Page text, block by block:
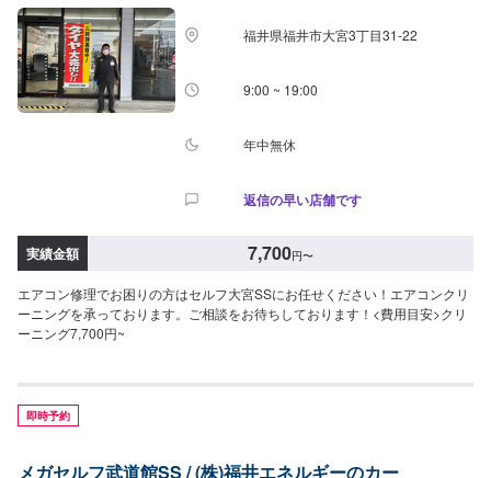
福井県福井市大宮3丁目31-22
9:00 ~ 19:00
年中無休
返信の早い店舗です
実績金額 7,700円〜
エアコン修理でお困りの方はセルフ大宮SSにお任せください！エアコンクリ
ーニングを承っております。ご相談をお待ちしております！<費用目安>クリ
ーニング7,700円~
即時予約
メガセルフ武道館SS / (株)福井エネルギーのカー